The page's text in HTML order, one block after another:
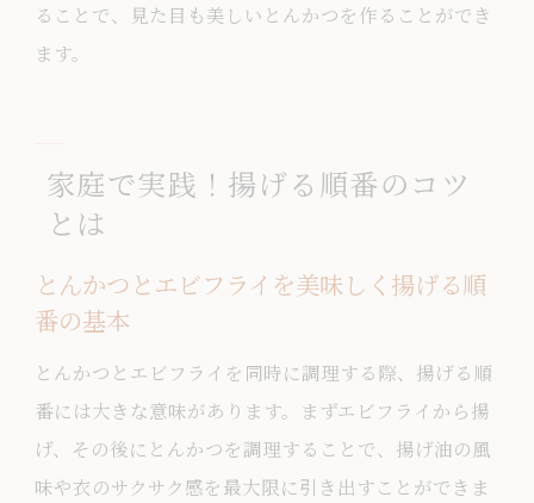
ることで、見た目も美しいとんかつを作ることができ
ます。
家庭で実践！揚げる順番のコツ
とは
とんかつとエビフライを美味しく揚げる順
番の基本
とんかつとエビフライを同時に調理する際、揚げる順
番には大きな意味があります。まずエビフライから揚
げ、その後にとんかつを調理することで、揚げ油の風
味や衣のサクサク感を最大限に引き出すことができま